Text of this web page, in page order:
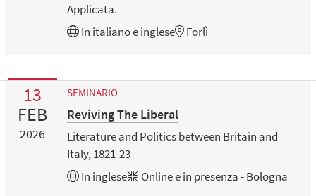
Applicata.
In italianoeinglese Forlì
13
FEB
2026
SEMINARIO
Reviving The Liberal
Literature and Politics between Britain and
Italy, 1821-23
In inglese Online e in presenza - Bologna